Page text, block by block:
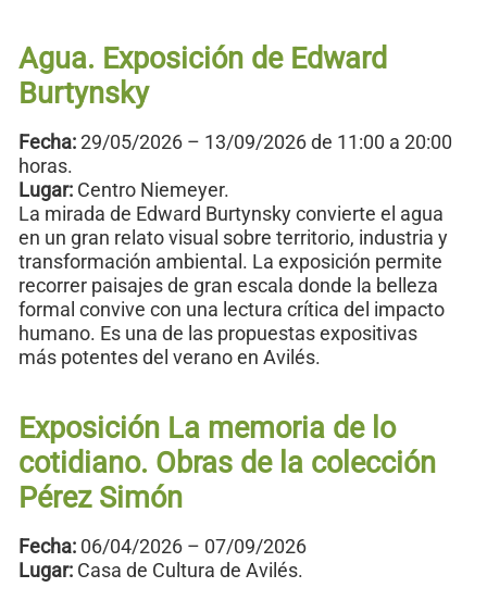
Agua. Exposición de Edward
Burtynsky
Fecha:29/05/2026 – 13/09/2026 de 11:00 a 20:00
horas.
Lugar: Centro Niemeyer.
La mirada de Edward Burtynsky convierte el agua
en un gran relato visual sobre territorio, industria y
transformación ambiental. La exposición permite
recorrer paisajes de gran escala donde la belleza
formal convive con una lectura crítica del impacto
humano. Es una de las propuestas expositivas
más potentes del verano en Avilés.
Exposición La memoria de lo
cotidiano. Obras de la colección
Pérez Simón
Fecha: 06/04/2026 – 07/09/2026
Lugar: Casa de Cultura de Avilés.